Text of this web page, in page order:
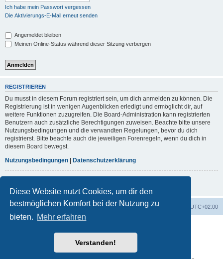
Diese Website nutzt Cookies, um dir den
bestmöglichen Komfort bei der Nutzung zu
bieten. Mehr erfahren
Verstanden!
Ich habe mein Passwort vergessen
Die Aktivierungs-E-Mail erneut senden
Angemeldet bleiben
Meinen Online-Status während dieser Sitzung verbergen
REGISTRIEREN
Du musst in diesem Forum registriert sein, um dich anmelden zu können. Die
Registrierung ist in wenigen Augenblicken erledigt und ermöglicht dir, auf
weitere Funktionen zuzugreifen. Die Board-Administration kann registrierten
Benutzern auch zusätzliche Berechtigungen zuweisen. Beachte bitte unsere
Nutzungsbedingungen und die verwandten Regelungen, bevor du dich
registrierst. Bitte beachte auch die jeweiligen Forenregeln, wenn du dich in
diesem Board bewegst.
Nutzungsbedingungen | Datenschutzerklärung
Foren-Übersicht Alle Zeiten sind UTC+02:00
Alle Cookies löschen
Deutsche Übersetzung durchphpBB.de
phpBB post Reactions
Nutzungsbedingungen